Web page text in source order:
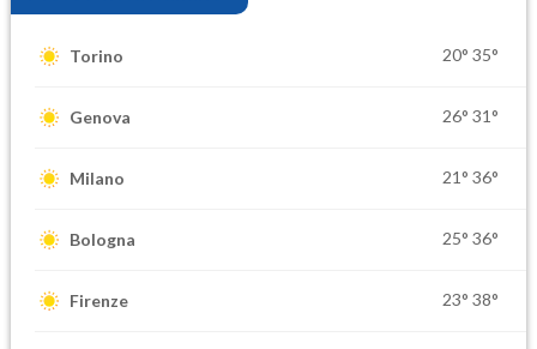
Torino 20° 35°
Genova 26° 31°
Milano 21° 36°
Bologna 25° 36°
Firenze 23° 38°